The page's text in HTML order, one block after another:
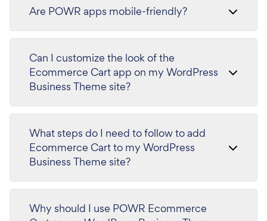
Are POWR apps mobile-friendly?
Can I customize the look of the
Ecommerce Cart app on my WordPress
Business Theme site?
What steps do I need to follow to add
Ecommerce Cart to my WordPress
Business Theme site?
Why should I use POWR Ecommerce